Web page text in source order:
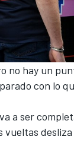
no hay un
con lo
a ser
vueltas desliza